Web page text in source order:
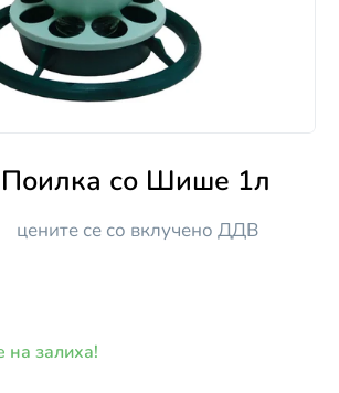
Поилка со Шише 1л
цените се со вклучено ДДВ
на залиха!